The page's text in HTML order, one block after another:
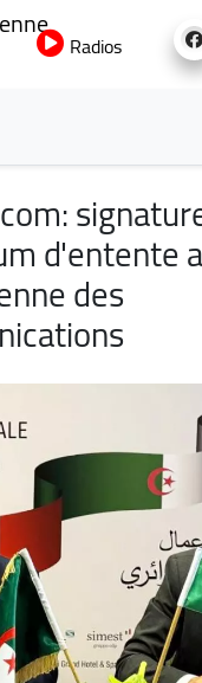
au
Radios
d'entente
des